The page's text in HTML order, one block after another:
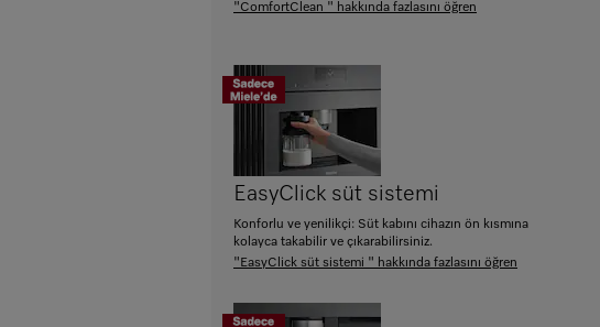
"ComfortClean " hakkında fazlasını öğren
EasyClick süt sistemi
Konforlu ve yenilikçi: Süt kabını cihazın ön kısmına
kolayca takabilir ve çıkarabilirsiniz.
"EasyClick süt sistemi " hakkında fazlasını öğren